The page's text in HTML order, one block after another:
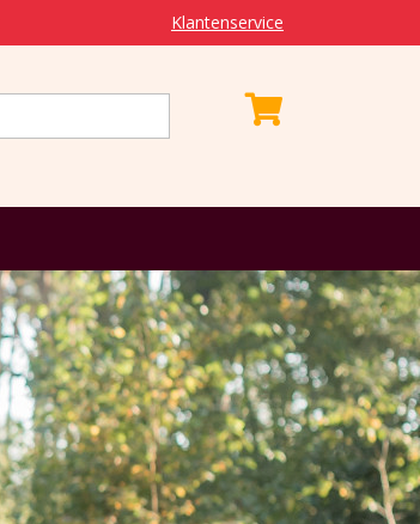
Klantenservice